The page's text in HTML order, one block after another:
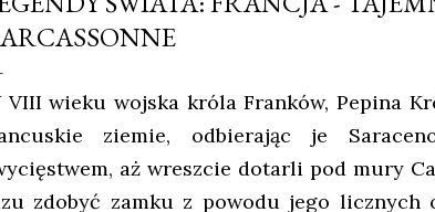
VIII wieku wojska króla Franków, Pepina
ziemie, odbierając je
aż wreszcie dotarli pod mury
zdobyć zamku z powodu jego licznych